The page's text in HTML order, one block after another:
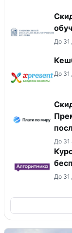
До 31
До 31
До 31
До 31